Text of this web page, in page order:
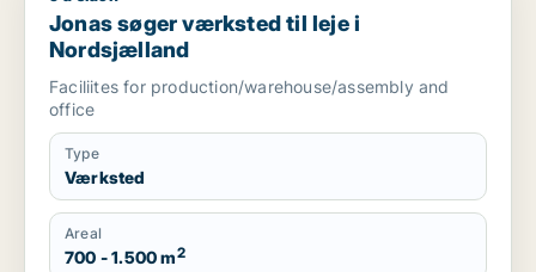
Jonas søger værksted til leje i
Nordsjælland
Faciliites for production/warehouse/assembly and
office
Type
Værksted
Areal
700 - 1.500 m2